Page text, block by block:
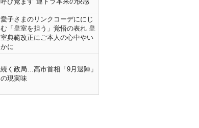
愛子さまのリンクコーデににじ
む「皇室を担う」覚悟の表れ 皇
室典範改正にご本人の心中やい
かに
続く政局…高市首相「9月退陣」
の現実味